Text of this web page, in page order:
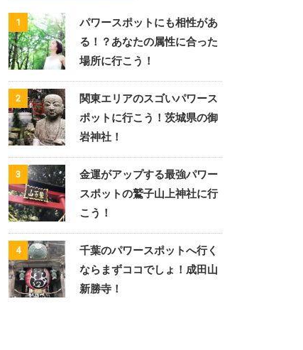
1
パワースポットにも相性があ
る！？あなたの属性に合った
場所に行こう！
2
関東エリアのスゴいパワース
ポットに行こう！茨城県の御
岩神社！
3
金運がアップする最強パワー
スポットの鷲子山上神社に行
こう！
4
千葉のパワースポットへ行く
ならまずココでしょ！成田山
新勝寺！